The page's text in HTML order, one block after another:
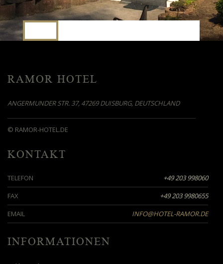
RAMOR HOTEL
ANGERMUNDER STR. 37, 47269 DUISBURG, DEUTSCHLAND
© RAMOR-HOTEL.DE
KONTAKT
TELEFON
+49 203 998060
FAX
+49 203 9980655
EMAIL
INFO@HOTEL-RAMOR.DE
INFORMATIONEN